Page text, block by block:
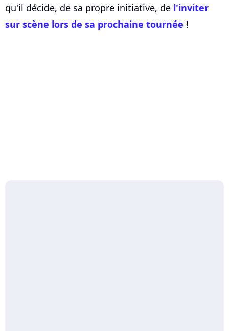
qu'il décide, de sa propre initiative, de l'inviter
sur scène lors de sa prochaine tournée !